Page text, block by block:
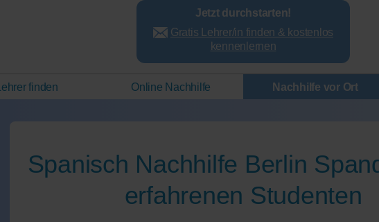
Jetzt durchstarten!
Gratis Lehrer/in finden & kostenlos
kennenlernen
Lehrer finden Online Nachhilfe Nachhilfe vor Ort
Spanisch Nachhilfe Berlin
erfahrenen Studenten